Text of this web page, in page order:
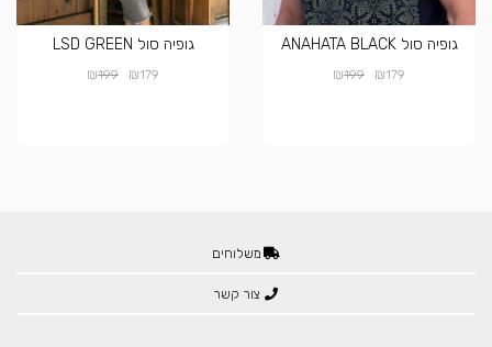
גופיה סול ANAHATA BLACK
₪179
₪199
גופיה סול LSD GREEN
₪179
₪199
משלוחים
צור קשר